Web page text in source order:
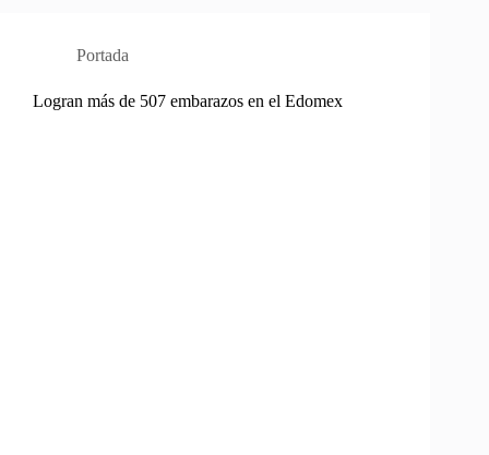
Portada
Logran más de 507 embarazos en el Edomex